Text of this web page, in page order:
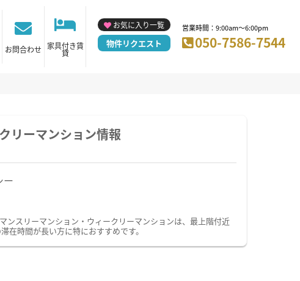
お問合わせ 家具付き賃
貸
お気に入り一覧
物件リクエスト
営業時間：9:00am～6:00pm
050-7586-7544
リーマンション情報
ー
ンスリーマンション・ウィークリーマンションは、最上階付近
在時間が長い方に特におすすめです。